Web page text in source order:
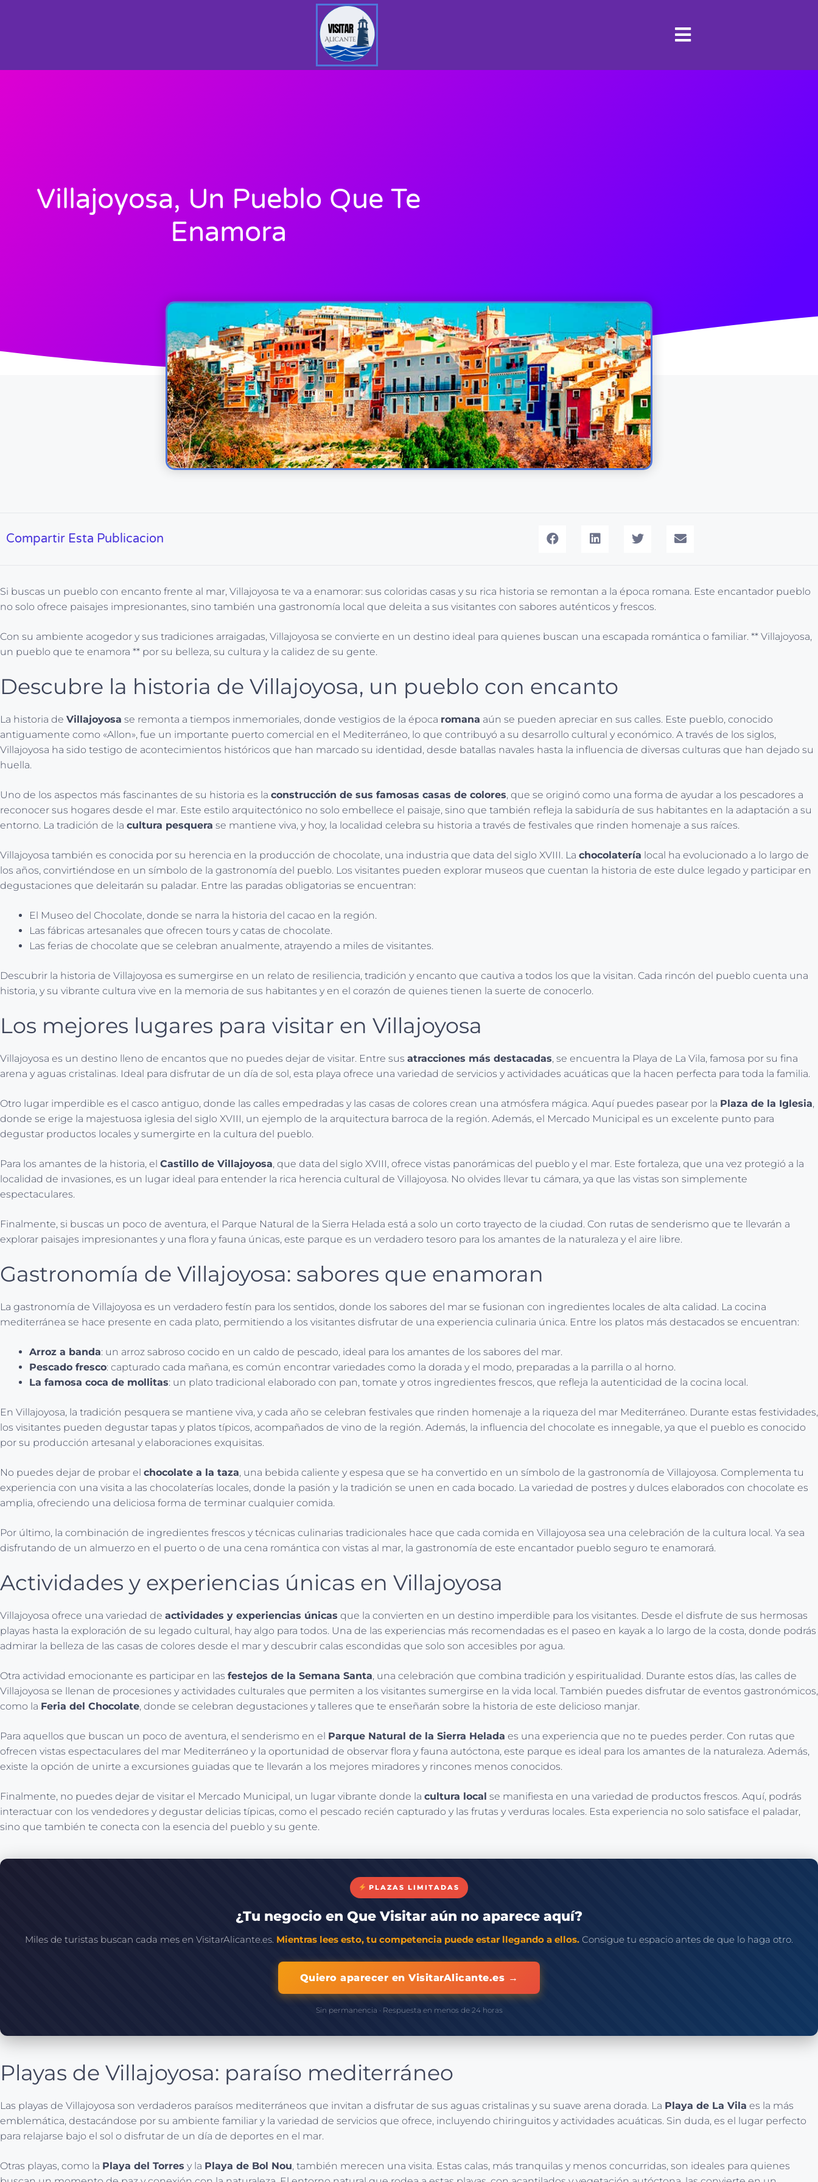
Villajoyosa, Un Pueblo Que Te
Enamora
Compartir Esta Publicacion
Si buscas un pueblo con encanto frente al mar, Villajoyosa te va a enamorar: sus coloridas casas y su rica historia se remontan a la época romana. Este encantador pueblo
no solo ofrece paisajes impresionantes, sino también una gastronomía local que deleita a sus visitantes con sabores auténticos y frescos.
Con su ambiente acogedor y sus tradiciones arraigadas, Villajoyosa se convierte en un destino ideal para quienes buscan una escapada romántica o familiar. ** Villajoyosa,
un pueblo que te enamora ** por su belleza, su cultura y la calidez de su gente.
Descubre la historia de Villajoyosa, un pueblo con encanto
La historia de Villajoyosa se remonta a tiempos inmemoriales, donde vestigios de la época romana aún se pueden apreciar en sus calles. Este pueblo, conocido
antiguamente como «Allon», fue un importante puerto comercial en el Mediterráneo, lo que contribuyó a su desarrollo cultural y económico. A través de los siglos,
Villajoyosa ha sido testigo de acontecimientos históricos que han marcado su identidad, desde batallas navales hasta la influencia de diversas culturas que han dejado su
huella.
Uno de los aspectos más fascinantes de su historia es la construcción de sus famosas casas de colores, que se originó como una forma de ayudar a los pescadores a
reconocer sus hogares desde el mar. Este estilo arquitectónico no solo embellece el paisaje, sino que también refleja la sabiduría de sus habitantes en la adaptación a su
entorno. La tradición de la cultura pesquera se mantiene viva, y hoy, la localidad celebra su historia a través de festivales que rinden homenaje a sus raíces.
Villajoyosa también es conocida por su herencia en la producción de chocolate, una industria que data del siglo XVIII. La chocolatería local ha evolucionado a lo largo de
los años, convirtiéndose en un símbolo de la gastronomía del pueblo. Los visitantes pueden explorar museos que cuentan la historia de este dulce legado y participar en
degustaciones que deleitarán su paladar. Entre las paradas obligatorias se encuentran:
El Museo del Chocolate, donde se narra la historia del cacao en la región.
Las fábricas artesanales que ofrecen tours y catas de chocolate.
Las ferias de chocolate que se celebran anualmente, atrayendo a miles de visitantes.
Descubrir la historia de Villajoyosa es sumergirse en un relato de resiliencia, tradición y encanto que cautiva a todos los que la visitan. Cada rincón del pueblo cuenta una
historia, y su vibrante cultura vive en la memoria de sus habitantes y en el corazón de quienes tienen la suerte de conocerlo.
Los mejores lugares para visitar en Villajoyosa
Villajoyosa es un destino lleno de encantos que no puedes dejar de visitar. Entre sus atracciones más destacadas, se encuentra la Playa de La Vila, famosa por su fina
arena y aguas cristalinas. Ideal para disfrutar de un día de sol, esta playa ofrece una variedad de servicios y actividades acuáticas que la hacen perfecta para toda la familia.
Otro lugar imperdible es el casco antiguo, donde las calles empedradas y las casas de colores crean una atmósfera mágica. Aquí puedes pasear por la Plaza de la Iglesia,
donde se erige la majestuosa iglesia del siglo XVIII, un ejemplo de la arquitectura barroca de la región. Además, el Mercado Municipal es un excelente punto para
degustar productos locales y sumergirte en la cultura del pueblo.
Para los amantes de la historia, el Castillo de Villajoyosa, que data del siglo XVIII, ofrece vistas panorámicas del pueblo y el mar. Este fortaleza, que una vez protegió a la
localidad de invasiones, es un lugar ideal para entender la rica herencia cultural de Villajoyosa. No olvides llevar tu cámara, ya que las vistas son simplemente
espectaculares.
Finalmente, si buscas un poco de aventura, el Parque Natural de la Sierra Helada está a solo un corto trayecto de la ciudad. Con rutas de senderismo que te llevarán a
explorar paisajes impresionantes y una flora y fauna únicas, este parque es un verdadero tesoro para los amantes de la naturaleza y el aire libre.
Gastronomía de Villajoyosa: sabores que enamoran
La gastronomía de Villajoyosa es un verdadero festín para los sentidos, donde los sabores del mar se fusionan con ingredientes locales de alta calidad. La cocina
mediterránea se hace presente en cada plato, permitiendo a los visitantes disfrutar de una experiencia culinaria única. Entre los platos más destacados se encuentran:
Arroz a banda: un arroz sabroso cocido en un caldo de pescado, ideal para los amantes de los sabores del mar.
Pescado fresco: capturado cada mañana, es común encontrar variedades como la dorada y el modo, preparadas a la parrilla o al horno.
La famosa coca de mollitas: un plato tradicional elaborado con pan, tomate y otros ingredientes frescos, que refleja la autenticidad de la cocina local.
En Villajoyosa, la tradición pesquera se mantiene viva, y cada año se celebran festivales que rinden homenaje a la riqueza del mar Mediterráneo. Durante estas festividades,
los visitantes pueden degustar tapas y platos típicos, acompañados de vino de la región. Además, la influencia del chocolate es innegable, ya que el pueblo es conocido
por su producción artesanal y elaboraciones exquisitas.
No puedes dejar de probar el chocolate a la taza, una bebida caliente y espesa que se ha convertido en un símbolo de la gastronomía de Villajoyosa. Complementa tu
experiencia con una visita a las chocolaterías locales, donde la pasión y la tradición se unen en cada bocado. La variedad de postres y dulces elaborados con chocolate es
amplia, ofreciendo una deliciosa forma de terminar cualquier comida.
Por último, la combinación de ingredientes frescos y técnicas culinarias tradicionales hace que cada comida en Villajoyosa sea una celebración de la cultura local. Ya sea
disfrutando de un almuerzo en el puerto o de una cena romántica con vistas al mar, la gastronomía de este encantador pueblo seguro te enamorará.
Actividades y experiencias únicas en Villajoyosa
Villajoyosa ofrece una variedad de actividades y experiencias únicas que la convierten en un destino imperdible para los visitantes. Desde el disfrute de sus hermosas
playas hasta la exploración de su legado cultural, hay algo para todos. Una de las experiencias más recomendadas es el paseo en kayak a lo largo de la costa, donde podrás
admirar la belleza de las casas de colores desde el mar y descubrir calas escondidas que solo son accesibles por agua.
Otra actividad emocionante es participar en las festejos de la Semana Santa, una celebración que combina tradición y espiritualidad. Durante estos días, las calles de
Villajoyosa se llenan de procesiones y actividades culturales que permiten a los visitantes sumergirse en la vida local. También puedes disfrutar de eventos gastronómicos,
como la Feria del Chocolate, donde se celebran degustaciones y talleres que te enseñarán sobre la historia de este delicioso manjar.
Para aquellos que buscan un poco de aventura, el senderismo en el Parque Natural de la Sierra Helada es una experiencia que no te puedes perder. Con rutas que
ofrecen vistas espectaculares del mar Mediterráneo y la oportunidad de observar flora y fauna autóctona, este parque es ideal para los amantes de la naturaleza. Además,
existe la opción de unirte a excursiones guiadas que te llevarán a los mejores miradores y rincones menos conocidos.
Finalmente, no puedes dejar de visitar el Mercado Municipal, un lugar vibrante donde la cultura local se manifiesta en una variedad de productos frescos. Aquí, podrás
interactuar con los vendedores y degustar delicias típicas, como el pescado recién capturado y las frutas y verduras locales. Esta experiencia no solo satisface el paladar,
sino que también te conecta con la esencia del pueblo y su gente.
PLAZAS LIMITADAS
¿Tu negocio en Que Visitar aún no aparece aquí?
Miles de turistas buscan cada mes en VisitarAlicante.es. Mientras lees esto, tu competencia puede estar llegando a ellos. Consigue tu espacio antes de que lo haga otro.
Quiero aparecer en VisitarAlicante.es →
Sin permanencia · Respuesta en menos de 24 horas
Playas de Villajoyosa: paraíso mediterráneo
Las playas de Villajoyosa son verdaderos paraísos mediterráneos que invitan a disfrutar de sus aguas cristalinas y su suave arena dorada. La Playa de La Vila es la más
emblemática, destacándose por su ambiente familiar y la variedad de servicios que ofrece, incluyendo chiringuitos y actividades acuáticas. Sin duda, es el lugar perfecto
para relajarse bajo el sol o disfrutar de un día de deportes en el mar.
Otras playas, como la Playa del Torres y la Playa de Bol Nou, también merecen una visita. Estas calas, más tranquilas y menos concurridas, son ideales para quienes